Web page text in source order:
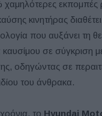
χαμηλότερες
κινητήρας
που αυξάνει τη
καυσίμου σε σύγκριση
οδηγώντας σε
του άνθρακα.
το Hyundai